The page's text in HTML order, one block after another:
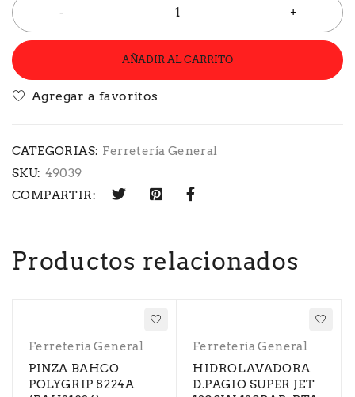
AÑADIR AL CARRITO
CATEGORIAS: Ferretería General
SKU: 49039
COMPARTIR:
Productos relacionados
Ferretería General
PINZA BAHCO
POLYGRIP 8224A
Ferretería General
HIDROLAVADORA
D.PAGIO SUPER JET